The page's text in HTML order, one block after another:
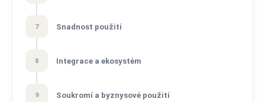
7 Snadnost použití
8 Integrace a ekosystém
9 Soukromí a byznysové použití